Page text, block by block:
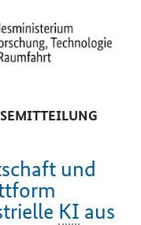
und
KI aus